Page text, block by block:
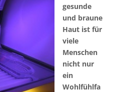
gesunde
und braune
Haut ist für
viele
Menschen
nicht nur
ein
Wohlfühlfa